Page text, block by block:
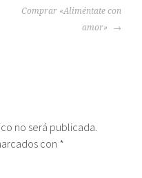
Comprar «Aliméntate con
amor»
no será publicada.
con *